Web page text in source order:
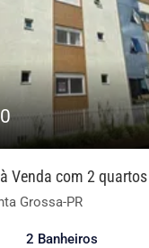
Venda com 2 quartos
Grossa-PR
2 Banheiros